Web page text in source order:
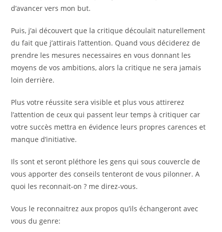
d’avancer vers mon but.
Puis, j’ai découvert que la critique découlait naturellement
du fait que j’attirais l’attention. Quand vous déciderez de
prendre les mesures necessaires en vous donnant les
moyens de vos ambitions, alors la critique ne sera jamais
loin derrière.
Plus votre réussite sera visible et plus vous attirerez
l’attention de ceux qui passent leur temps à critiquer car
votre succès mettra en évidence leurs propres carences et
manque d’initiative.
Ils sont et seront pléthore les gens qui sous couvercle de
vous apporter des conseils tenteront de vous pilonner. A
quoi les reconnait-on ? me direz-vous.
Vous le reconnaitrez aux propos qu’ils échangeront avec
vous du genre: